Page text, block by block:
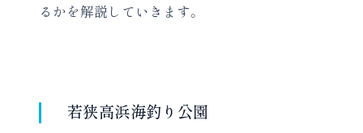
るかを解説していきます。
若狭高浜海釣り公園